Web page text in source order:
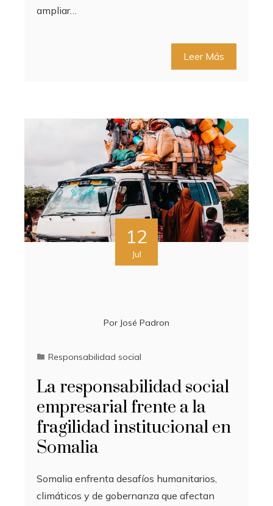
ampliar…
Leer Más
12
Jul
Por José Padron
Responsabilidad social
La responsabilidad social
empresarial frente a la
fragilidad institucional en
Somalia
Somalia enfrenta desafíos humanitarios,
climáticos y de gobernanza que afectan